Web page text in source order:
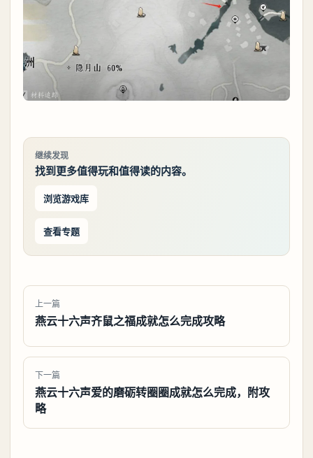
继续发现
找到更多值得玩和值得读的内容。
浏览游戏库
查看专题
上一篇
燕云十六声齐鼠之福成就怎么完成攻略
下一篇
燕云十六声爱的磨砺转圈圈成就怎么完成，附攻
略